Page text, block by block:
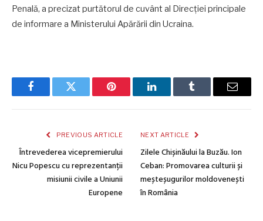
Penală, a precizat purtătorul de cuvânt al Direcției principale
de informare a Ministerului Apărării din Ucraina.
FacebookTwitter Pinterest LinkedInTumblr Email
PREVIOUS ARTICLE
Întrevederea vicepremierului
Nicu Popescu cu reprezentanții
misiunii civile a Uniunii
Europene
NEXT ARTICLE
Zilele Chișinăului la Buzău. Ion
Ceban: Promovarea culturii și
meșteșugurilor moldovenești
în România